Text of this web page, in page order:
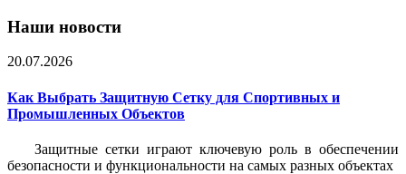
Наши новости
20.07.2026
Как Выбрать Защитную Сетку для Спортивных и
Промышленных Объектов
Защитные сетки играют ключевую роль в обеспечении
безопасности и функциональности на самых разных объектах